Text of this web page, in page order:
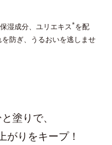
湿成分、ユリエキス*を配
防ぎ、うるおいを逃しませ
塗りで、
がりをキープ！